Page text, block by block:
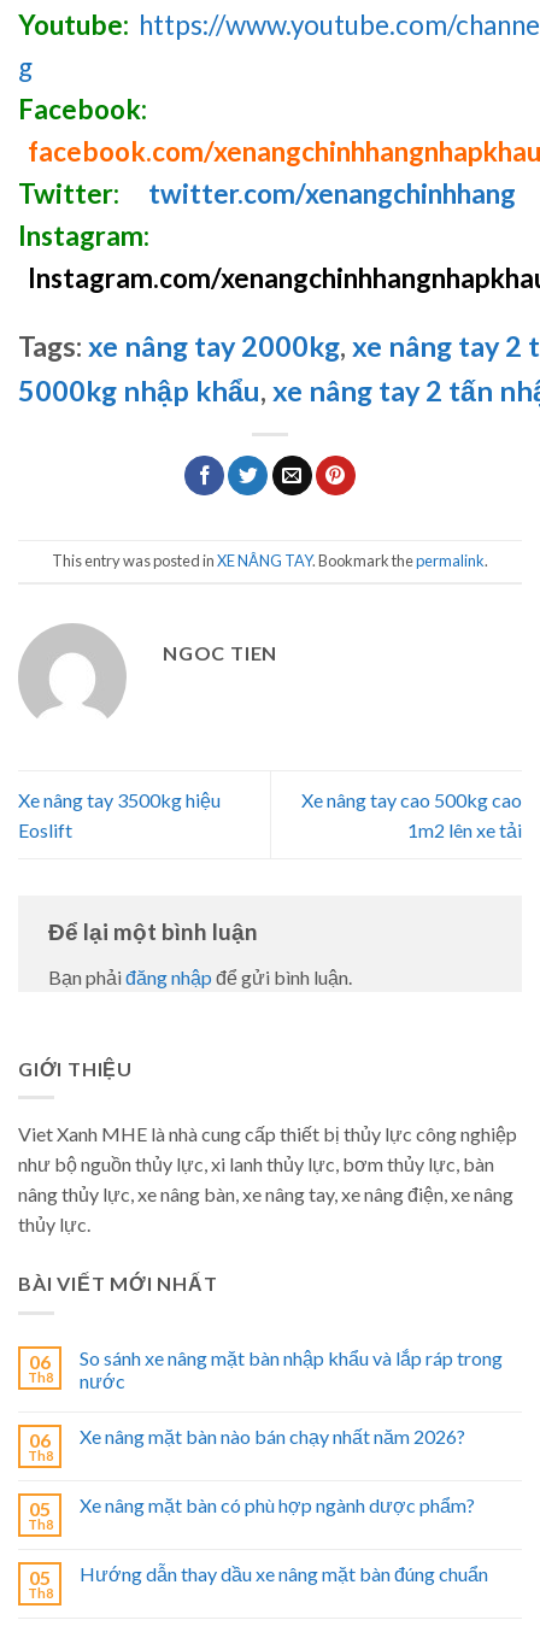
Youtube: https://www.youtube.com/
g
Facebook:
facebook.com/xenangchinhhangnhapkhau
Twitter:
twitter.com/xenangchinhhang
Instagram:
Instagram.com/
Tags: xe nâng tay 2000kg, xe nâng tay 2
5000kg nhập khẩu, xe nâng tay 2 tấn
This entry was posted inXE NÂNG TAY. Bookmark thepermalink.
NGOC TIEN
Xe nâng tay 3500kg hiệu
Eoslift
Xe nâng tay cao 500kg cao
1m2 lên xe tải
Để lại một bình luận
Bạn phải đăng nhập để gửi bình luận.
GIỚI THIỆU
Viet Xanh MHE là nhà cung cấp thiết bị thủy lực công nghiệp
như bộ nguồn thủy lực, xi lanh thủy lực, bơm thủy lực, bàn
nâng thủy lực, xe nâng bàn, xe nâng tay, xe nâng điện, xe nâng
thủy lực.
BÀI VIẾT MỚI NHẤT
06
Th8
So sánh xe nâng mặt bàn nhập khẩu và lắp ráp trong
nước
06
Th8
Xe nâng mặt bàn nào bán chạy nhất năm 2026?
05
Th8
Xe nâng mặt bàn có phù hợp ngành dược phẩm?
05
Th8
Hướng dẫn thay dầu xe nâng mặt bàn đúng chuẩn